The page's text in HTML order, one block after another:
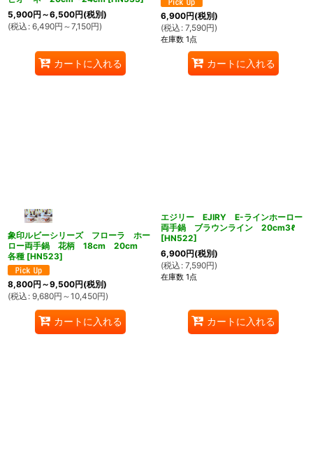
5,900円 ～6,500円(税別)
(税込 : 6,490円 ～7,150円)
カートに入れる
6,900円(税別)
(税込 : 7,590円)
在庫数 1点
カートに入れる
象印ルビーシリーズ フローラ ホー
ロー両手鍋 花柄 18cm 20cm
各種 [HN523]
8,800円 ～9,500円(税別)
(税込 : 9,680円 ～10,450円)
カートに入れる
エジリー EJIRY E-ラインホーロー
両手鍋 ブラウンライン 20cm3ℓ
[HN522]
6,900円(税別)
(税込 : 7,590円)
在庫数 1点
カートに入れる